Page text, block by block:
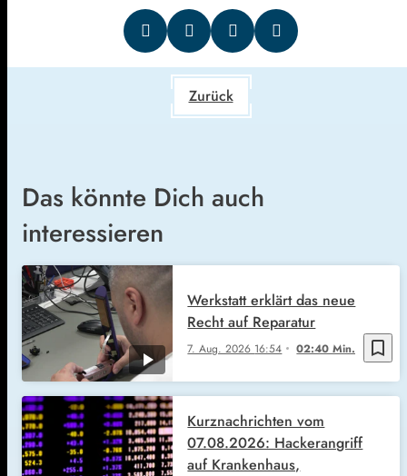
Zurück
Das könnte Dich auch
interessieren
bookmark_border
7. Aug. 2026 16:54 02:40 Min.
Werkstatt erklärt das neue
Recht auf Reparatur
Kurznachrichten vom
07.08.2026: Hackerangriff
auf Krankenhaus,